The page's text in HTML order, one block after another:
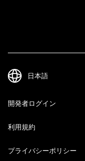
開発者ログイン
利用規約
プライバシーポリシー